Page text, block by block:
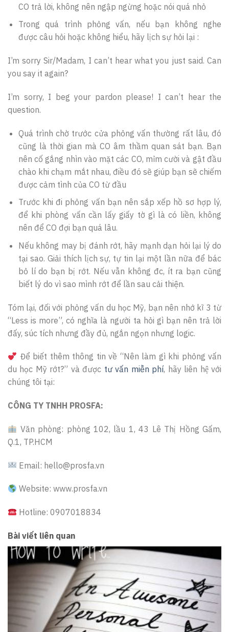
CO trả lời, không nên ngập ngừng hoặc nói quá nhỏ
Trong quá trình phỏng vấn, nếu bạn không nghe
được câu hỏi hoặc không hiểu, hãy lịch sự hỏi lại :
I’m sorry Sir/Madam, I can’t hear what you just said. Can
you say it again?
I’m sorry, I beg your pardon please! I can’t hear the
question.
Quá trình chờ trước cửa phỏng vấn thường rất lâu, đó
cũng là thời gian mà CO âm thầm quan sát bạn. Bạn
nên cố gắng nhìn vào mặt các CO, mỉm cười và gật đầu
chào khi chạm mắt nhau, điều đó sẽ giúp bạn sẽ chiếm
được cảm tình của CO từ đầu
Trước khi đi phỏng vấn bạn nên sắp xếp hồ sơ hợp lý,
để khi phòng vấn cần lấy giấy tờ gì là có liền, không
nên để CO đợi bạn quá lâu.
Nếu không may bị đánh rớt, hãy mạnh dạn hỏi lại lý do
tại sao. Giải thích lịch sự, tự tin lại một lần nữa để bác
bỏ lí do bạn bị rớt. Nếu vẫn không đc, ít ra bạn cũng
biết lý do vì sao mình rớt để lần sau cải thiện.
Tóm lại, đối với phỏng vấn du học Mỹ, bạn nên nhớ kĩ 3 từ
“Less is more”, có nghĩa là người ta hỏi gì bạn nên trả lời
đấy, súc tích nhưng đầy đủ, ngắn ngọn nhưng logic.
Để biết thêm thông tin về “Nên làm gì khi phỏng vấn
du học Mỹ rớt?” và được tư vấn miễn phí, hãy liên hệ với
chúng tôi tại:
CÔNG TY TNHH PROSFA:
Văn phòng: phòng 102, lầu 1, 43 Lê Thị Hồng Gấm,
Q.1, TP.HCM
Email: hello@prosfa.vn
Website: www.prosfa.vn
Hotline: 0907018834
Bài viết liên quan